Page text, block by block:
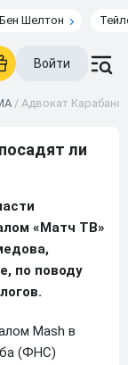
Шелтон
Войти
/ Адвокат
ли
«Матч ТВ»
по поводу
Mash в
(ФНС)